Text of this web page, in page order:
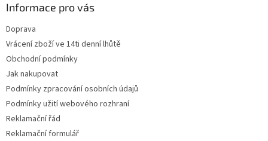
Informace pro vás
Doprava
Vrácení zboží ve 14ti denní lhůtě
Obchodní podmínky
Jak nakupovat
Podmínky zpracování osobních údajů
Podmínky užití webového rozhraní
Reklamační řád
Reklamační formulář